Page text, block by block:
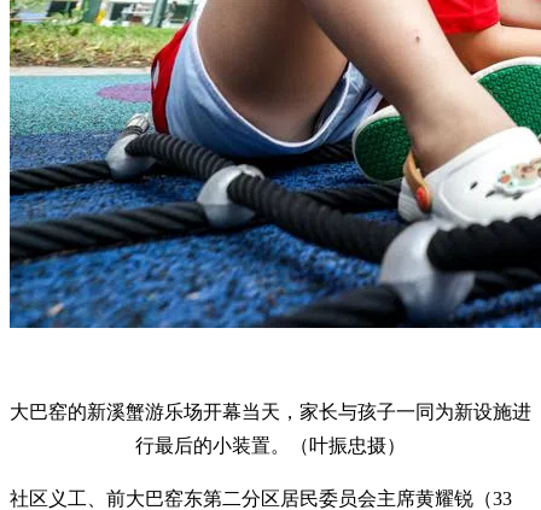
大巴窑的新溪蟹游乐场开幕当天，家长与孩子一同为新设施进
行最后的小装置。（叶振忠摄）
社区义工、前大巴窑东第二分区居民委员会主席黄耀锐（33